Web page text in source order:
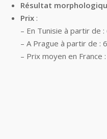
Résultat
Prix :
– En Tunisie à partir de
– A Prague à partir de :
– Prix moyen en France